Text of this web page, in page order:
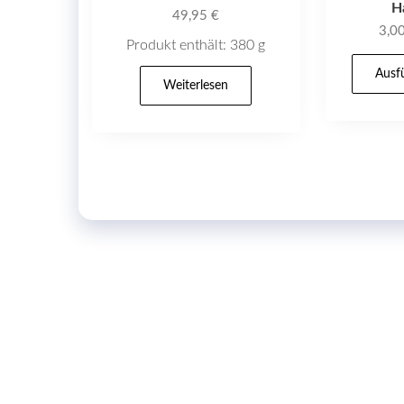
49,95€
Produkt enthält: 380 g
Weiterlesen